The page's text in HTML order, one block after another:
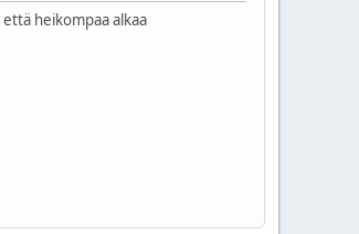
heikompaa alkaa